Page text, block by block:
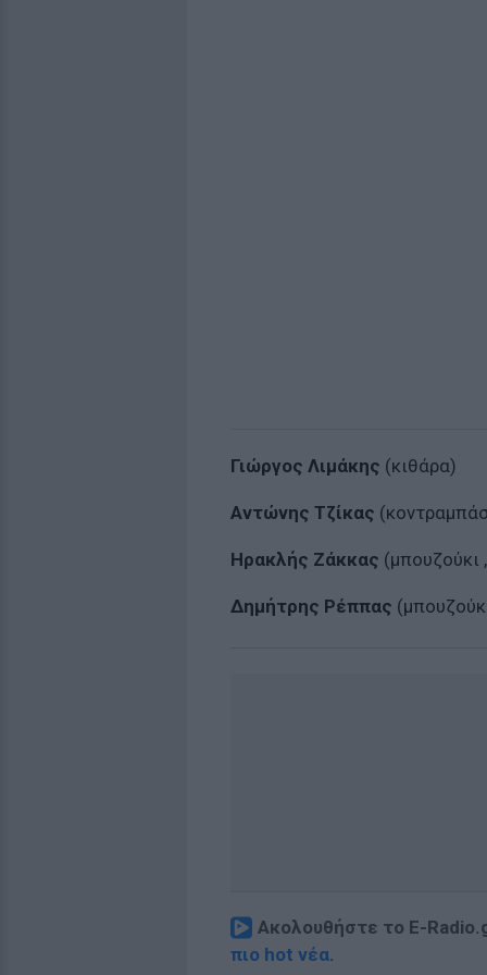
Γιώργος Λιμάκης (κιθάρα)
Αντώνης Τζίκας
Ηρακλής Ζάκκας (μπουζούκι
Δημήτρης Ρέππας
Ακολουθήστε το E-
πιο hot νέα.